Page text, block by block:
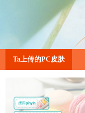
Ta上传的PC皮肤